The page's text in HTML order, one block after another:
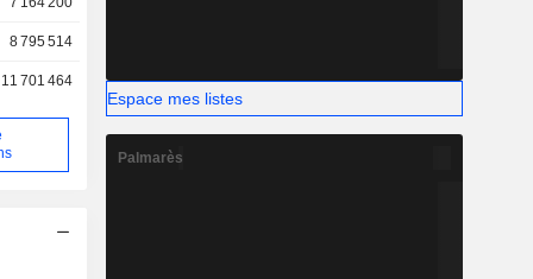
8 795 514
11 701 464
Espace mes listes
Palmarès